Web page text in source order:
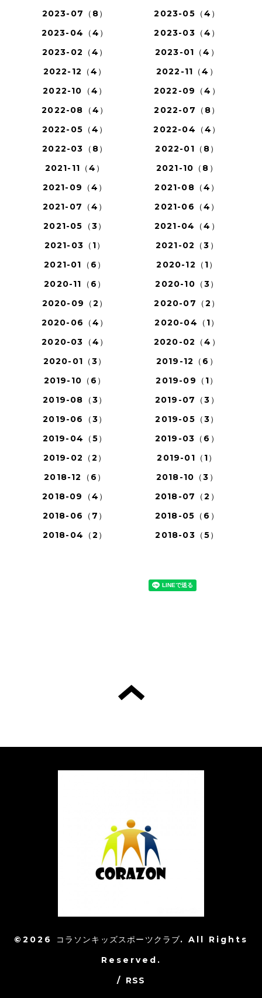
2023-07（8）
2023-05（4）
2023-04（4）
2023-03（4）
2023-02（4）
2023-01（4）
2022-12（4）
2022-11（4）
2022-10（4）
2022-09（4）
2022-08（4）
2022-07（8）
2022-05（4）
2022-04（4）
2022-03（8）
2022-01（8）
2021-11（4）
2021-10（8）
2021-09（4）
2021-08（4）
2021-07（4）
2021-06（4）
2021-05（3）
2021-04（4）
2021-03（1）
2021-02（3）
2021-01（6）
2020-12（1）
2020-11（6）
2020-10（3）
2020-09（2）
2020-07（2）
2020-06（4）
2020-04（1）
2020-03（4）
2020-02（4）
2020-01（3）
2019-12（6）
2019-10（6）
2019-09（1）
2019-08（3）
2019-07（3）
2019-06（3）
2019-05（3）
2019-04（5）
2019-03（6）
2019-02（2）
2019-01（1）
2018-12（6）
2018-10（3）
2018-09（4）
2018-07（2）
2018-06（7）
2018-05（6）
2018-04（2）
2018-03（5）
©2026 コラソンキッズスポーツクラブ. All Rights
Reserved.
/ RSS